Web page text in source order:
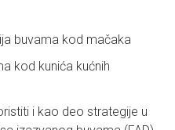
buvama kod mačaka
kod kunića kućnih
i kao deo strategije u